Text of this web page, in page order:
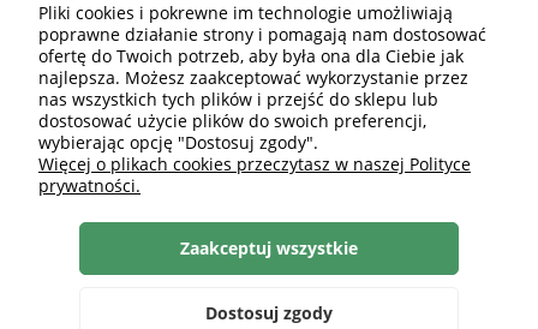
PLN PL
Pliki cookies i pokrewne im technologie umożliwiają
poprawne działanie strony i pomagają nam dostosować
ofertę do Twoich potrzeb, aby była ona dla Ciebie jak
najlepsza. Możesz zaakceptować wykorzystanie przez
nas wszystkich tych plików i przejść do sklepu lub
dostosować użycie plików do swoich preferencji,
wybierając opcję "Dostosuj zgody".
Więcej o plikach cookies przeczytasz w naszej Polityce
prywatności.
Dostosuj zgody
Zaakceptuj wszystkie